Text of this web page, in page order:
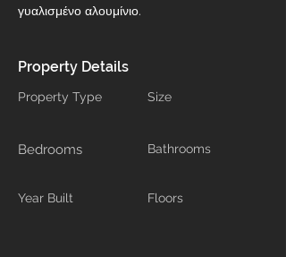
γυαλισμένο αλουμίνιο.
Property Details
Property Type
Bedrooms
Year Built
Size
Bathrooms
Floors